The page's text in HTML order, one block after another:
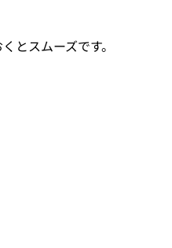
とスムーズです。